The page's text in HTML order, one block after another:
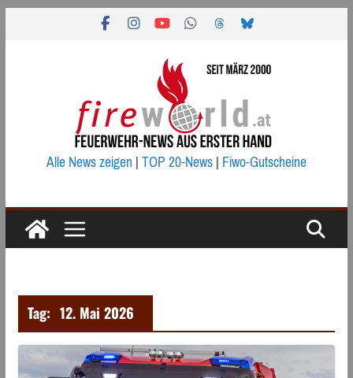
Alle News zeigen|TOP 20-News|Fiwo-Gutscheine
Tag: 12. Mai 2026